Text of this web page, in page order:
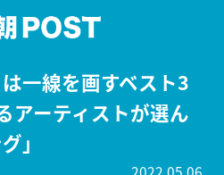
一線を画すベスト3
アーティストが選ん
」